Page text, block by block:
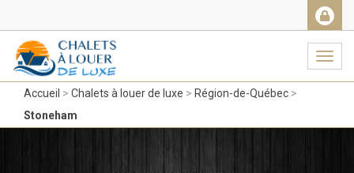
Accueil Chalets à louer de luxe
Région-de-Québec
Stoneham